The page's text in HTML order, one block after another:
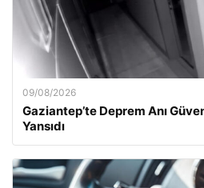
09/08/2026
Gaziantep’te Deprem Anı
Yansıdı